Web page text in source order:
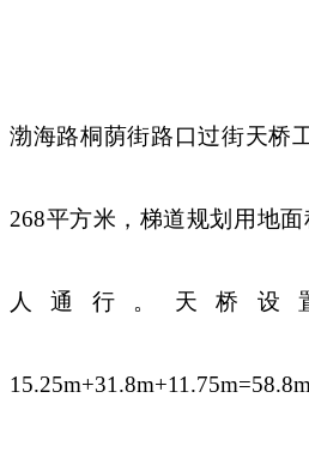
渤海路桐荫街路口过街天桥
268平方米，梯道规划用地
人通行。天桥设